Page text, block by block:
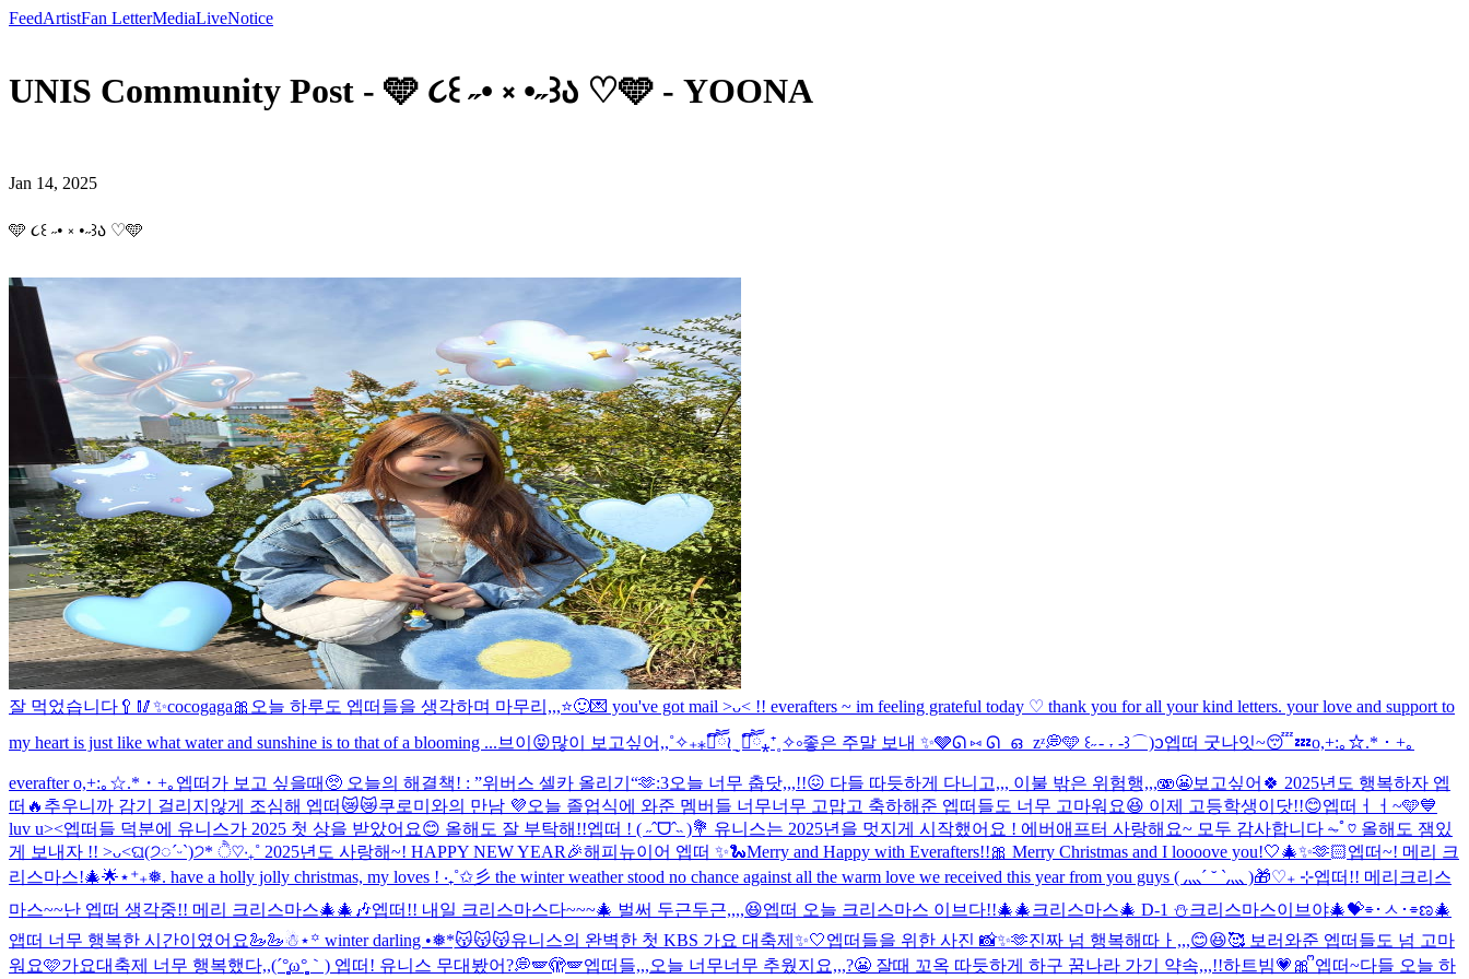
FeedArtistFan LetterMediaLiveNotice
UNIS Community Post - 🩵 ૮꒰ ˶• ༝ •˶꒱ა ♡🩵 - YOONA
Jan 14, 2025
🩵 ૮꒰ ˶• ༝ •˶꒱ა ♡🩵
잘 먹었습니다🥄🥢✨cocogaga🎀 오늘 하루도 엡떠들을 생각하며 마무리,,,⭐️🙂💌 you've got mail >ᴗ< !! everafters ~ im feeling grateful today ♡ thank you for all your kind letters. your love and support to
my heart is just like what water and sunshine is to that of a blooming ... 브이😝많이 보고싶어,,˚✧₊⁎❝᷀ົཽ≀ˍ̮ ❝᷀ົཽ⁎⁺˳✧༚좋은 주말 보내 ✨🩶ᘏ ⑅ ᘏ ഒ zᶻ💭🩵 ꒰˶ - ˕ -꒱ ⌒)ᦱ엡떠 굿나잇~😴💤o,+:｡☆.*・+｡
everafter o,+:｡☆.*・+｡ 엡떠가 보고 싶을때🥺 오늘의 해결책! : ”위버스 셀카 올리기“🫶:3오늘 너무 춥닷,,,!!😖 다들 따듯하게 다니고,,, 이불 밖은 위험행,,,🫨😬보고싶어🍀 2025년도 행복하자 엡
떠🔥 추우니까 감기 걸리지않게 조심해 엡떠😿😿쿠로미와의 만남 💜오늘 졸업식에 와준 멤버들 너무너무 고맙고 축하해준 엡떠들도 너무 고마워요😆 이제 고등학생이닷!!😊엡떠ㅓㅓ~🩵💙
luv u><엡떠들 덕분에 유니스가 2025 첫 상을 받았어요😊 올해도 잘 부탁해!!엡떠 ! ( ˶ˆᗜˆ˵ )💐 유니스는 2025년을 멋지게 시작했어요 ! 에버애프터 사랑해요~ 모두 감사합니다 ⏦ﾟ♡︎ 올해도 잼있
게 보내자 !! >ᴗ<ଘ(੭◌ˊᵕˋ)੭* ੈ♡‧₊˚ 2025년도 사랑해~! HAPPY NEW YEAR🎉해피뉴이어 엡떠 ✨🐍Merry and Happy with Everafters!!🎀 Merry Christmas and I loooove you!🤍🎄✨🫶🏻엡떠~! 메리 크
리스마스!🎄🌟⋆⁺₊❅. have a holly jolly christmas, my loves ! ‧₊˚✩彡 the winter weather stood no chance against all the warm love we received this year from you guys ( 灬´ ˘ `灬 )🎁♡₊ ⊹엡떠!! 메리크리스
마스~~난 엡떠 생각중!! 메리 크리스마스🎄🎄🎶엡떠!! 내일 크리스마스다~~~🎄 벌써 두근두근,,,,😆엡떠 오늘 크리스마스 이브다!!🎄🎄 크리스마스🎄 D-1 ⛄️크리스마스이브야🎄💝⌯･ㅅ･⌯ಣ🎄
앱떠 너무 행복한 시간이였어요🦢🦢☃︎⋆꙳ winter darling •❅*ִ😽😽😽유니스의 완벽한 첫 KBS 가요 대축제✨🤍엡떠들을 위한 사진 📸✨🫶진짜 넘 행복해따ㅏ,,,😊😆🥰 보러와준 엡떠들도 넘 고마
워요🩷가요대축제 너무 행복했다,,(´°̥̥̥̥̥̥̥̥ω°̥̥̥̥̥̥̥̥｀) 엡떠! 유니스 무대봤어?💭🪽🫣🪽엡떠들,,,오늘 너무너무 추웠지요,,,?😬 잘때 꼬옥 따듯하게 하구 꿈나라 가기 약속,,,!!하트빔💗🎀 ᩚ엡떠~다들 오늘 하